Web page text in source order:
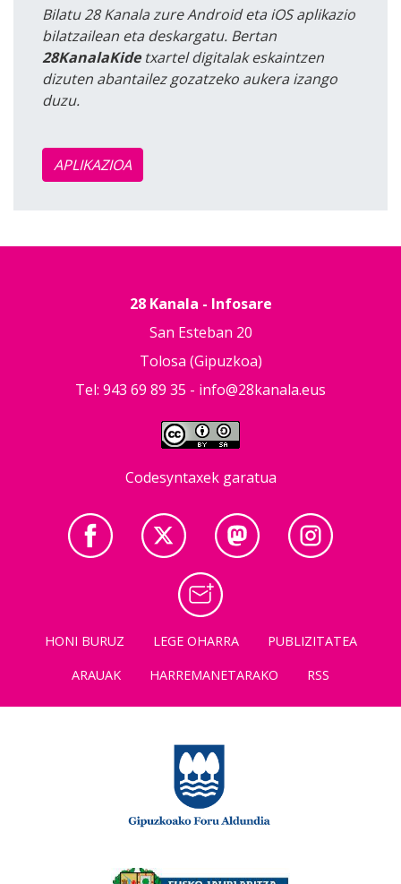
Bilatu 28 Kanala zure Android eta iOS aplikazio
bilatzailean eta deskargatu. Bertan
28KanalaKidetxartel digitalak eskaintzen
dizuten abantailez gozatzeko aukera izango
duzu.
APLIKAZIOA
28 Kanala - Infosare
San Esteban 20
Tolosa (Gipuzkoa)
Tel: 943 69 89 35 - info@28kanala.eus
Codesyntaxek garatua
HONI BURUZ LEGE OHARRA
PUBLIZITATEA
ARAUAK
HARREMANETARAKO RSS